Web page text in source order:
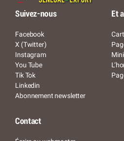
Suivez-nous
Facebook
X (Twitter)
Instagram
You Tube
Tik Tok
Linkedin
Abonnement newsletter
Et
Contact